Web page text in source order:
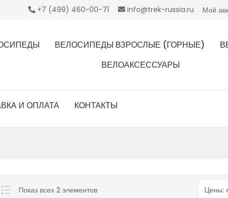
+7 (499) 460-00-71 info@trek-russia.ru Мой
ВЕЛОСИПЕДЫ ВЗРОСЛЫЕ (ГОРНЫЕ)
ВЕЛОАКСЕССУАРЫ
И ОПЛАТА КОНТАКТЫ
Показ всех 2 элементов